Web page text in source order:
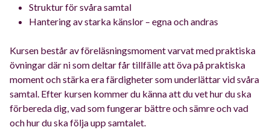
Struktur för svåra samtal
Hantering av starka känslor – egna och andras
Kursen består av föreläsningsmoment varvat med praktiska
övningar där ni som deltar får tillfälle att öva på praktiska
moment och stärka era färdigheter som underlättar vid svåra
samtal. Efter kursen kommer du känna att du vet hur du ska
förbereda dig, vad som fungerar bättre och sämre och vad
och hur du ska följa upp samtalet.